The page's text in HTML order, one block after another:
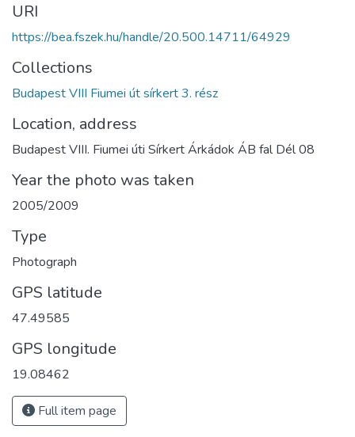
URI
https://bea.fszek.hu/handle/20.500.14711/64929
Collections
Budapest VIII Fiumei út sírkert 3. rész
Location, address
Budapest VIII. Fiumei úti Sírkert Árkádok ÁB fal Dél 08
Year the photo was taken
2005/2009
Type
Photograph
GPS latitude
47.49585
GPS longitude
19.08462
Full item page